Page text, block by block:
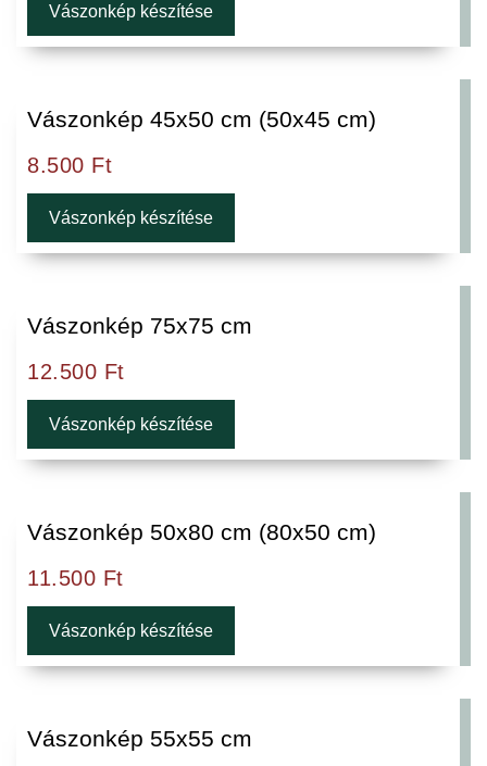
Vászonkép készítése
Vászonkép 45x50 cm (50x45 cm)
8.500 Ft
Vászonkép készítése
Vászonkép 75x75 cm
12.500 Ft
Vászonkép készítése
Vászonkép 50x80 cm (80x50 cm)
11.500 Ft
Vászonkép készítése
Vászonkép 55x55 cm